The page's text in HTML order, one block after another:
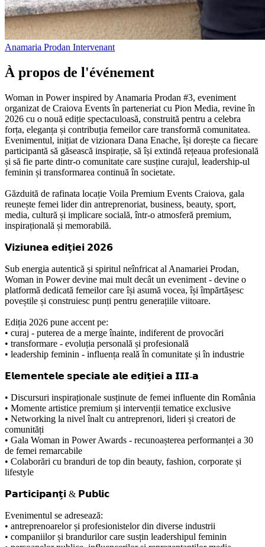
Anamaria Prodan Intervenant
À propos de l'événement
Woman in Power inspired by Anamaria Prodan #3, eveniment
organizat de Craiova Events în parteneriat cu Pion Media, revine în
2026 cu o nouă ediție spectaculoasă, construită pentru a celebra
forța, eleganța și contribuția femeilor care transformă comunitatea.
Evenimentul, inițiat de vizionara Dana Enache, își dorește ca fiecare
participantă să găsească inspirație, să își extindă rețeaua profesională
și să fie parte dintr-o comunitate care susține curajul, leadership-ul
feminin și transformarea continuă în societate.
Găzduită de rafinata locație Voila Premium Events Craiova, gala
reunește femei lider din antreprenoriat, business, beauty, sport,
media, cultură și implicare socială, într-o atmosferă premium,
inspirațională și memorabilă.
𝗩𝗶𝘇𝗶𝘂𝗻𝗲𝗮 𝗲𝗱𝗶𝘁̗𝗶𝗲𝗶 𝟮𝟬𝟮𝟲
Sub energia autentică și spiritul neînfricat al Anamariei Prodan,
Woman in Power devine mai mult decât un eveniment - devine o
platformă dedicată femeilor care își asumă vocea, își împărtășesc
poveștile și construiesc punți pentru generațiile viitoare.
Ediția 2026 pune accent pe:
• curaj - puterea de a merge înainte, indiferent de provocări
• transformare - evoluția personală și profesională
• leadership feminin - influența reală în comunitate și în industrie
𝗘𝗹𝗲𝗺𝗲𝗻𝘁𝗲𝗹𝗲 𝘀𝗽𝗲𝗰𝗶𝗮𝗹𝗲 𝗮𝗹𝗲 𝗲𝗱𝗶𝘁̗𝗶𝗲𝗶 𝗮 𝗜𝗜𝗜-𝗮
• Discursuri inspiraționale susținute de femei influente din România
• Momente artistice premium și intervenții tematice exclusive
• Networking la nivel înalt cu antreprenori, lideri și creatori de
comunități
• Gala Woman in Power Awards - recunoașterea performanței a 30
de femei remarcabile
• Colaborări cu branduri de top din beauty, fashion, corporate și
lifestyle
𝗣𝗮𝗿𝘁𝗶𝗰𝗶𝗽𝗮𝗻𝘁̗𝗶 & 𝗣𝘂𝗯𝗹𝗶𝗰
Evenimentul se adresează:
• antreprenoarelor și profesionistelor din diverse industrii
• companiilor și brandurilor care susțin leadershipul feminin